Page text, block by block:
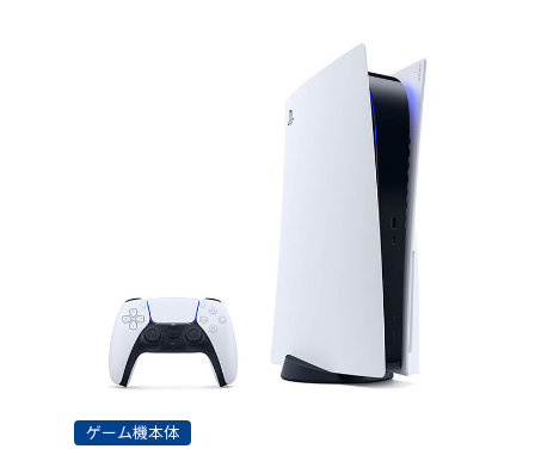
ゲーム機本体